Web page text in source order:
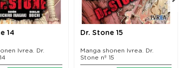
14
Ivrea. Dr.
Dr. Stone 15
Manga shonen Ivrea. Dr.
Stone nº 15